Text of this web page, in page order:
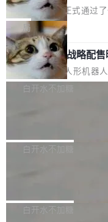
等内容展开系统讲解和实
步了解开源鸿蒙在智能...
据：2025 年全年 10 亿
2.75 亿次，全年预计 140
上，Prime Agent + Opus
5% RHAE Best@1，超
家基线 95.4%。 不是又
器 Prime Agent 的架构和
agent 有本质区别。大多
计是基于早期模型的能
止，但你要承认哪些代
Rust 语言项目正式通过
覆盖 rust-lang/rust 单一
是项目级别的官方立场，
但它可能是主流开源项目
细致的一份规则。 政策的
可以用来分析、提炼、审
不得生成涉及安全性的关
局
宇树科技 IPO 战略配
ek 获配 93.3 万股，锁
8月6日晚间，“人形机器
有限公司披露IPO发行价
36个月。 公告显示，本次
员工参与设立的专项资产
白开水不加糖
Bug fixes and
一个回归问题，该问题导
白开水不加糖
e 孵化器项目管理委员会
白开水不加糖